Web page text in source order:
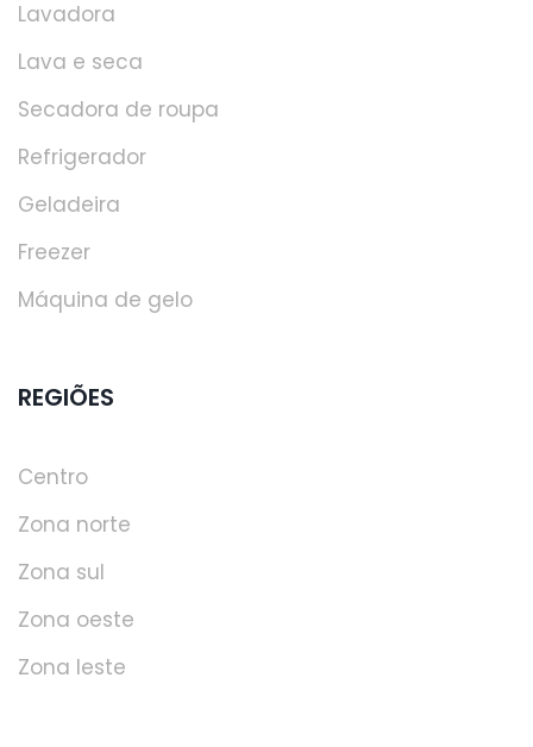
Lavadora
Lava e seca
Secadora de roupa
Refrigerador
Geladeira
Freezer
Máquina de gelo
REGIÕES
Centro
Zona norte
Zona sul
Zona oeste
Zona leste